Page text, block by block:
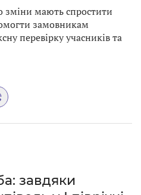
мають спростити
замовникам
перевірку учасників та
завдяки